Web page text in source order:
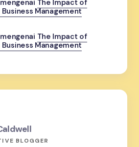
mengenai The Impact of
Management
mengenai The Impact of
Management
BLOGGER